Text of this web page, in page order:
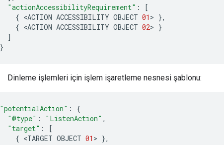
"actionAccessibilityRequirement" :
[
{ <ACTION ACCESSIBILITY OBJECT 01 > },
{ <ACTION ACCESSIBILITY OBJECT 02> }
]
}
Dinleme işlemleri için işlem işaretleme nesnesi şablonu:
"potentialAction" :
{
"@type" : "ListenAction" ,
"target" :
[
{ <TARGET OBJECT 01 > },